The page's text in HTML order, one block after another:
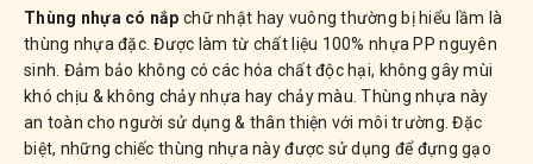
Thùng nhựa có nắp chữ nhật hay vuông thường bị hiểu lầm là
thùng nhựa đặc. Được làm từ chất liệu 100% nhựa PP nguyên
sinh. Đảm bảo không có các hóa chất độc hại, không gây mùi
khó chịu & không chảy nhựa hay chảy màu. Thùng nhựa này
an toàn cho người sử dụng & thân thiện với môi trường. Đặc
biệt, những chiếc thùng nhựa này được sử dụng để đựng gạo